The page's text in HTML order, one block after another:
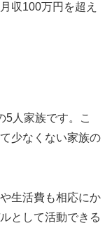
収100万円を超え
5人家族です。こ
少なくない家族の
生活費も相応にか
として活動できる